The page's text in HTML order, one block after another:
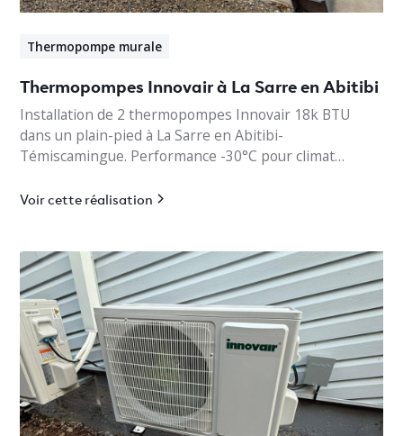
Thermopompe murale
Thermopompes Innovair à La Sarre en Abitibi
Installation de 2 thermopompes Innovair 18k BTU
dans un plain-pied à La Sarre en Abitibi-
Témiscamingue. Performance -30°C pour climat
Voir cette réalisation